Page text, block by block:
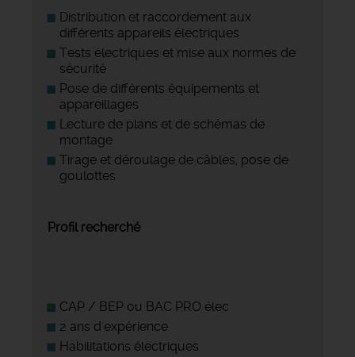
Distribution et raccordement aux
différents appareils électriques
Tests électriques et mise aux normes de
sécurité
Pose de différents équipements et
appareillages
Lecture de plans et de schémas de
montage
Tirage et déroulage de câbles, pose de
goulottes
Profil recherché
CAP / BEP ou BAC PRO élec
2 ans d'expérience
Habilitations électriques